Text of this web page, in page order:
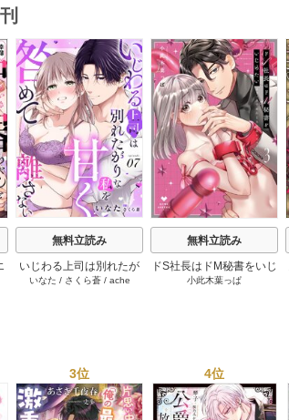
無料立読み
いじわる上司は別れたが
りな私を甘く咎めて離さ
いなた / さくら蒼/ ache
無料立読み
ドS社長はドM秘書をいじ
めたい～オフィスでぬれ
小此木葉っぱ
3位 4位